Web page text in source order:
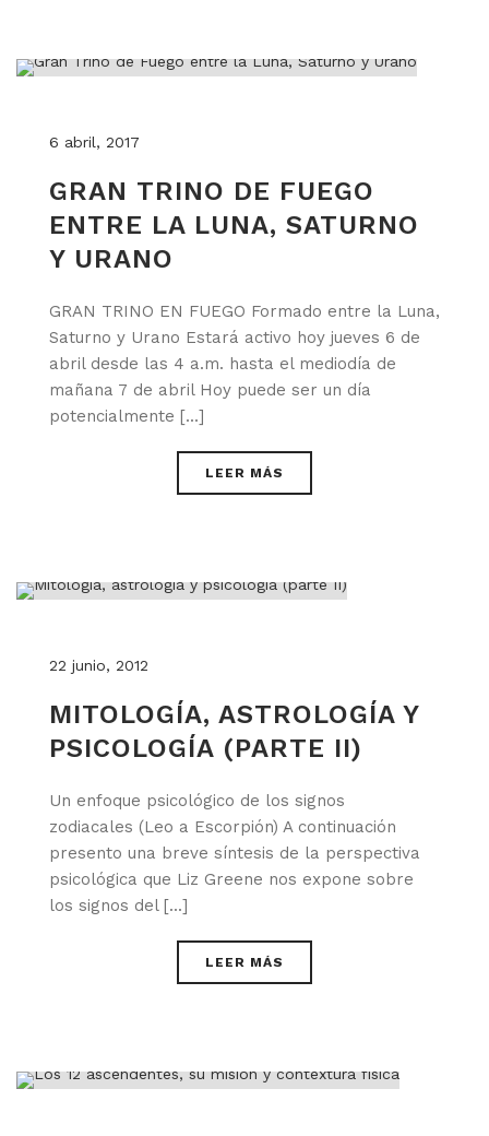
6 abril, 2017
GRAN TRINO DE FUEGO
ENTRE LA LUNA, SATURNO
Y URANO
GRAN TRINO EN FUEGO Formado entre la Luna,
Saturno y Urano Estará activo hoy jueves 6 de
abril desde las 4 a.m. hasta el mediodía de
mañana 7 de abril Hoy puede ser un día
potencialmente [...]
LEER MÁS
22 junio, 2012
MITOLOGÍA, ASTROLOGÍA Y
PSICOLOGÍA (PARTE II)
Un enfoque psicológico de los signos
zodiacales (Leo a Escorpión) A continuación
presento una breve síntesis de la perspectiva
psicológica que Liz Greene nos expone sobre
los signos del [...]
LEER MÁS